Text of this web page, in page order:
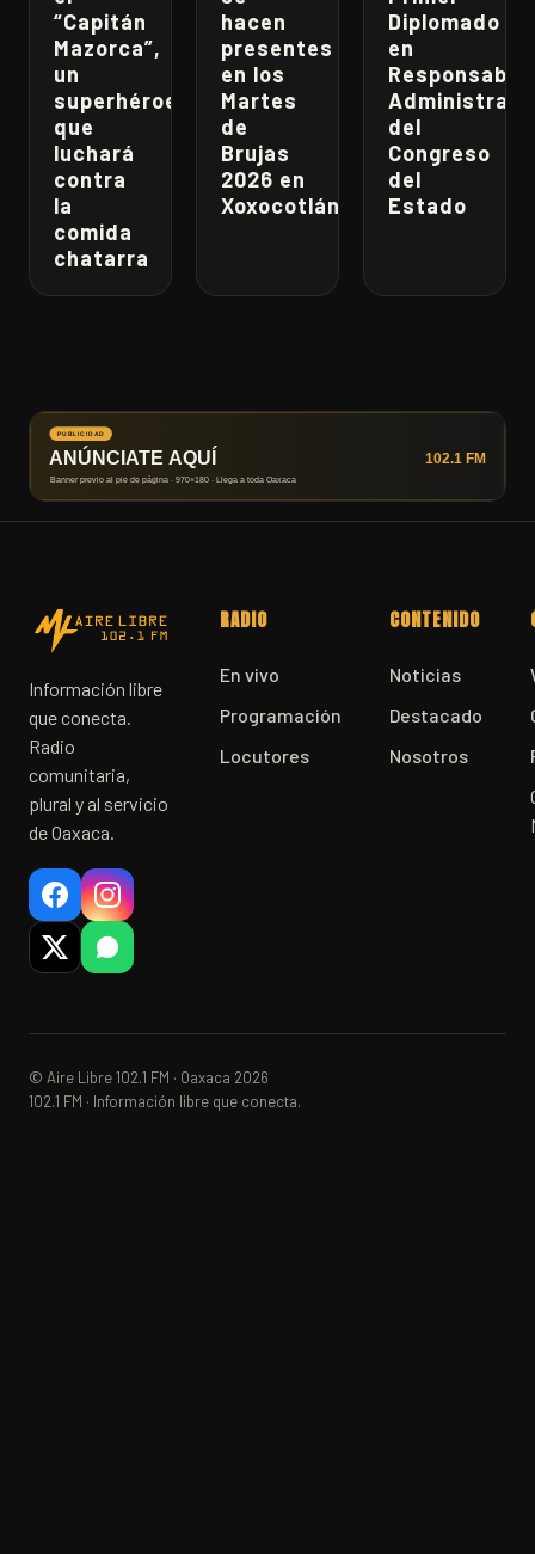
“Capitán
Mazorca”,
un
superhéroe
que
luchará
contra
la
comida
chatarra
hacen
presentes
en los
Martes
de
Brujas
2026 en
Xoxocotlán
Diplomado
en
del
Congreso
del
Estado
Información libre
que conecta.
Radio
comunitaria,
plural y al servicio
de Oaxaca.
RADIO
En vivo
Programación
Locutores
CONTENIDO
Noticias
Destacado
Nosotros
© Aire Libre 102.1 FM · Oaxaca 2026
102.1 FM · Información libre que conecta.